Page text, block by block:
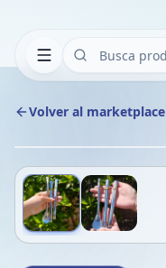
Volver al marketplace
1/2